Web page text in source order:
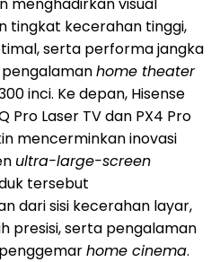
tingkat kecerahan tinggi,
serta performa jangka
home theater
inci. Ke depan, Hisense
Pro Laser TV dan PX4 Pro
mencerminkan inovasi
ultra-large-screen
tersebut
dari sisi kecerahan layar,
presisi, serta pengalaman
home cinema.